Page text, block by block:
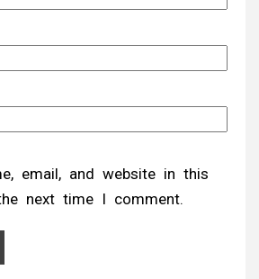
email, and website in this
next time I comment.